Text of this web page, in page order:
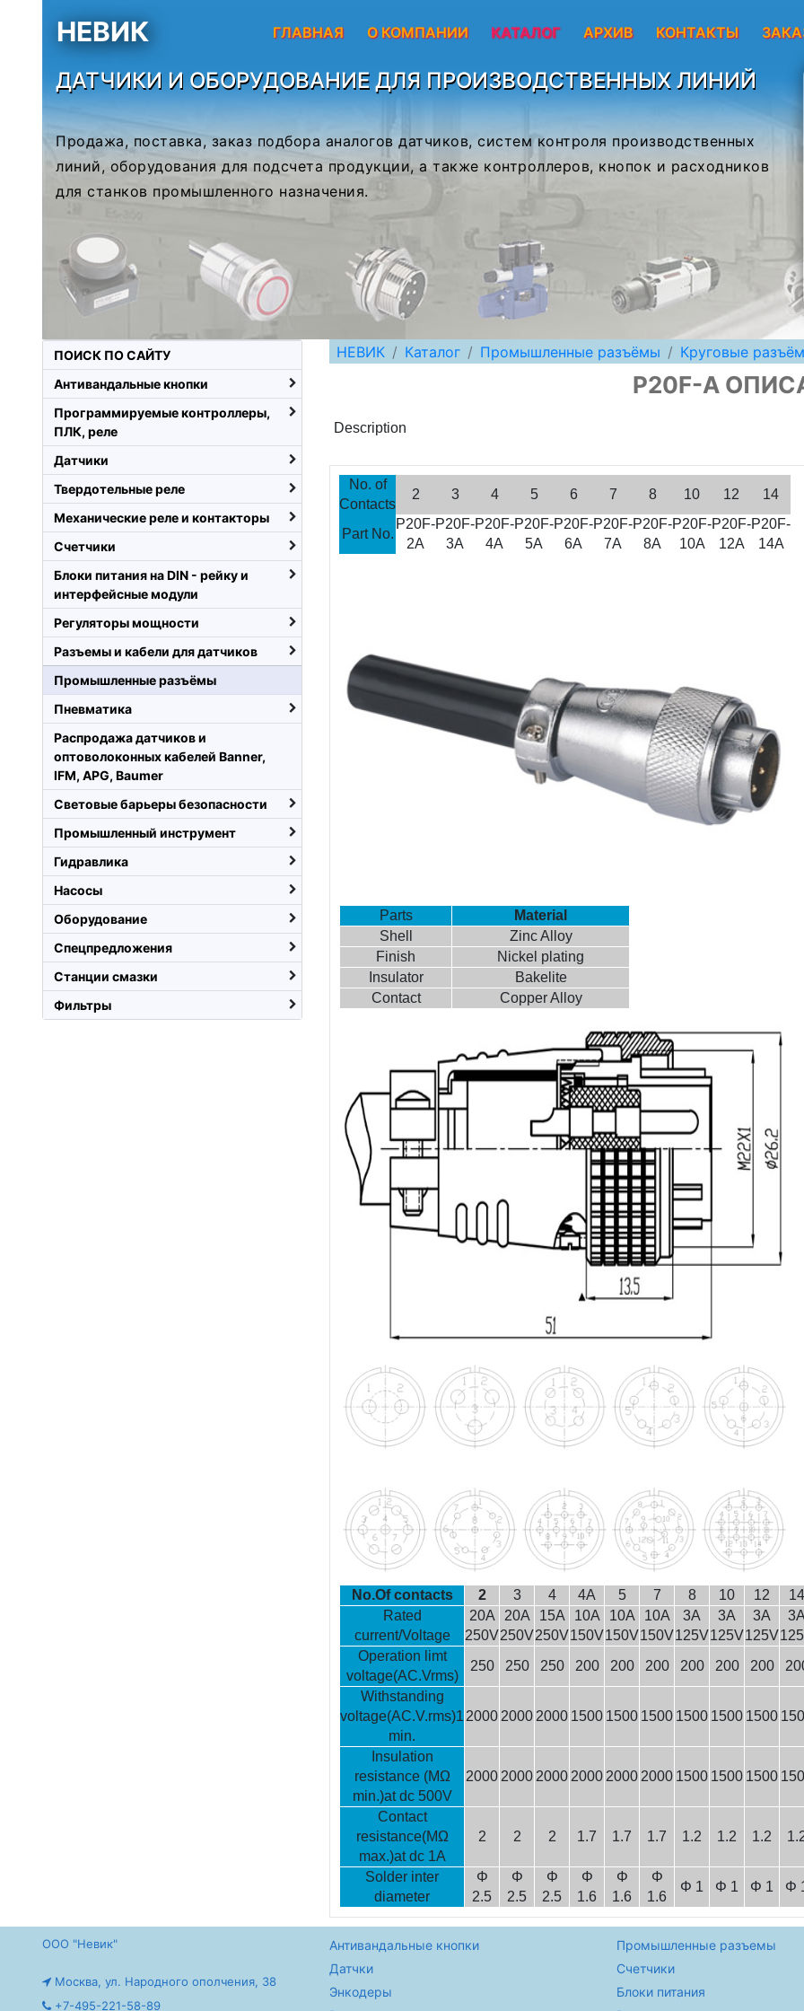
НЕВИК ГЛАВНАЯ О КОМПАНИИ КАТАЛОГ АРХИВ КОНТАКТЫ
ДАТЧИКИ И ОБОРУДОВАНИЕ ДЛЯ ПРОИЗВОДСТВЕННЫХ ЛИНИЙ
Продажа, поставка, заказ подбора аналогов датчиков, систем контроля производственных
линий, оборудования для подсчета продукции, а также контроллеров, кнопок и расходников
для станков промышленного назначения.
НЕВИК Каталог Промышленные разъёмы Круговые
P20F-A
Description
No. of
Contacts
2 3 4 5 6 7 8 10 12 14
Part No.
P20F-
2A
P20F-
3A
P20F-
4A
P20F-
5A
P20F-
6A
P20F-
7A
P20F-
8A
P20F-
10A
P20F-
12A
P20F-
14A
Parts
Material
Shell
Zinc Alloy
Finish
Nickel plating
Insulator
Bakelite
Contact
Copper Alloy
No.Of contacts 2 3 4 4A 5 7 8 10 12
14
Rated
current/Voltage
20A
250V
20A
250V
15A
250V
10A
150V
10A
150V
10A
150V
3A
125V
3A
125V
3A
125V
Operation limt
voltage(AC.Vrms)
250 250 250 200 200 200 200 200 200
Withstanding
voltage(AC.V.rms)1
min.
2000 2000 2000 1500 1500 1500 1500 1500 1500
Insulation
resistance (MΩ
min.)at dc 500V
2000 2000 2000 2000 2000 2000 1500 1500 1500
Contact
resistance(MΩ
max.)at dc 1A
2 2 2 1.7 1.7 1.7 1.2 1.2 1.2
Solder inter
diameter
Φ
2.5
Φ
2.5
Φ
2.5
Φ
1.6
Φ
1.6
Φ
1.6
Φ 1 Φ 1 Φ 1 Φ
ПОИСК ПО САЙТУ
Антивандальные кнопки
Программируемые контроллеры,
ПЛК, реле
Датчики
Твердотельные реле
Механические реле и контакторы
Счетчики
Блоки питания на DIN - рейку и
интерфейсные модули
Регуляторы мощности
Разъемы и кабели для датчиков
Промышленные разъёмы
Пневматика
Распродажа датчиков и
оптоволоконных кабелей Banner,
IFM, APG, Baumer
Световые барьеры безопасности
Промышленный инструмент
Гидравлика
Насосы
Оборудование
Спецпредложения
Станции смазки
Фильтры
ООО "Невик"
Москва, ул. Народного ополчения, 38
+7-495-221-58-89
Антивандальные кнопки
Датчки
Энкодеры
Промышленные разъемы
Счетчики
Блоки питания